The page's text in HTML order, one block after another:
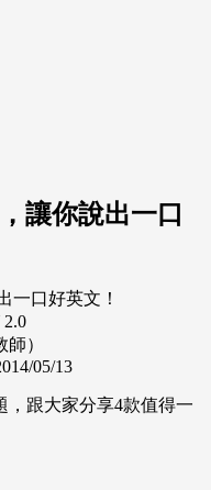
讓你說出一口
2.0
）
05/13
，跟大家分享4款值得一